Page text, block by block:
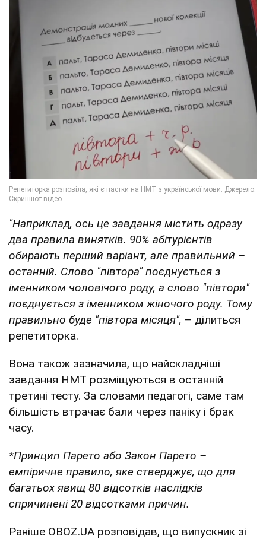
"Наприклад, ось це завдання містить одразу
два правила винятків. 90% абітурієнтів
обирають перший варіант, але правильний –
останній. Слово "півтора" поєднується з
іменником чоловічого роду, а слово "півтори"
поєднується з іменником жіночого роду. Тому
правильно буде "півтора місяця", – ділиться
репетиторка.
Вона також зазначила, що найскладніші
завдання НМТ розміщуються в останній
третині тесту. За словами педагогі, саме там
більшість втрачає бали через паніку і брак
часу.
*Принцип Парето або Закон Парето –
емпіричне правило, яке стверджує, що для
багатьох явищ 80 відсотків наслідків
спричинені 20 відсотками причин.
Раніше OBOZ.UA розповідав, що випускник зі